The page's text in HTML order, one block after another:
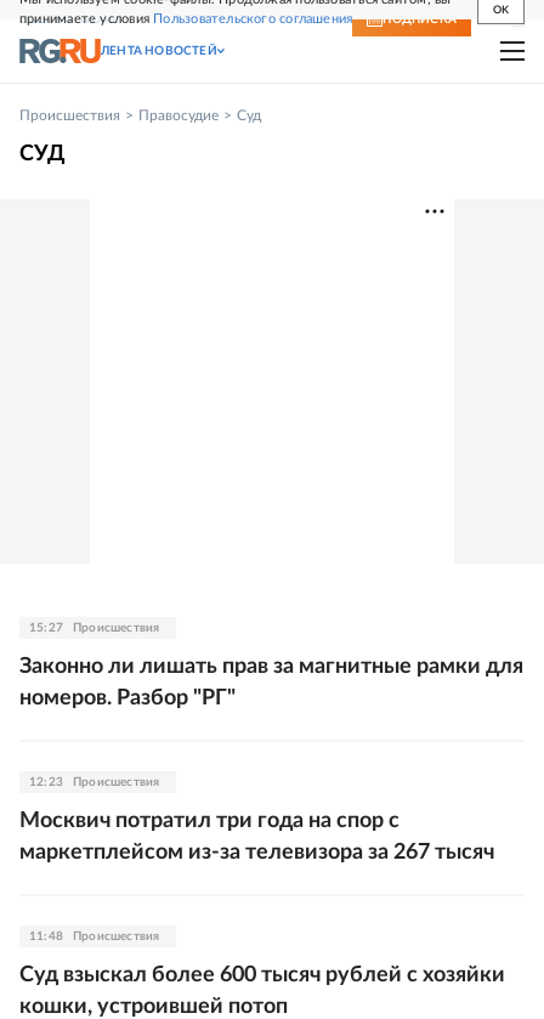
принимаете условия Пользовательского соглашения
OK
СВЕЖИЙ НОМЕР ПОДПИСКА
ЛЕНТА НОВОСТЕЙ
Происшествия Правосудие Суд
СУД
15:27 Происшествия
Законно ли лишать прав за магнитные рамки для
номеров. Разбор "РГ"
12:23 Происшествия
Москвич потратил три года на спор с
маркетплейсом из-за телевизора за 267 тысяч
11:48 Происшествия
Суд взыскал более 600 тысяч рублей с хозяйки
кошки, устроившей потоп